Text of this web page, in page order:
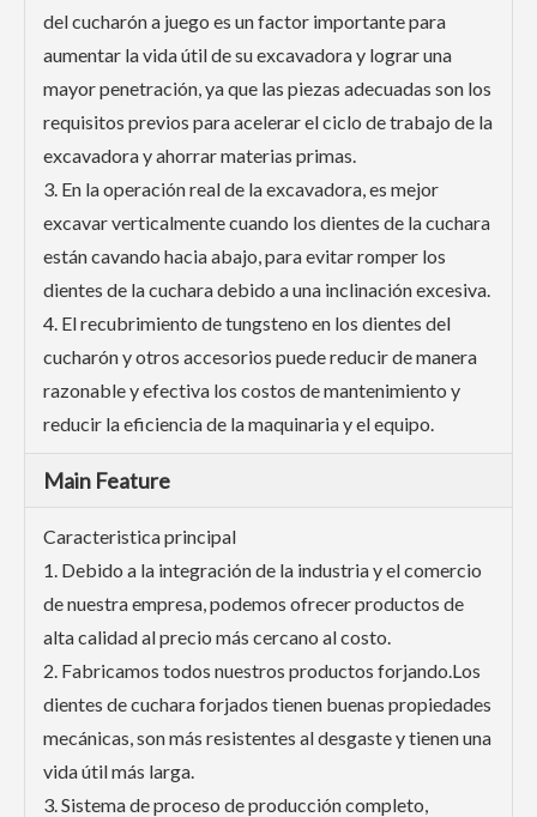
del cucharón a juego es un factor importante para
aumentar la vida útil de su excavadora y lograr una
mayor penetración, ya que las piezas adecuadas son los
requisitos previos para acelerar el ciclo de trabajo de la
excavadora y ahorrar materias primas.
3. En la operación real de la excavadora, es mejor
excavar verticalmente cuando los dientes de la cuchara
están cavando hacia abajo, para evitar romper los
dientes de la cuchara debido a una inclinación excesiva.
4. El recubrimiento de tungsteno en los dientes del
cucharón y otros accesorios puede reducir de manera
razonable y efectiva los costos de mantenimiento y
reducir la eficiencia de la maquinaria y el equipo.
Main Feature
Caracteristica principal
1. Debido a la integración de la industria y el comercio
de nuestra empresa, podemos ofrecer productos de
alta calidad al precio más cercano al costo.
2. Fabricamos todos nuestros productos forjando.Los
dientes de cuchara forjados tienen buenas propiedades
mecánicas, son más resistentes al desgaste y tienen una
vida útil más larga.
3. Sistema de proceso de producción completo,